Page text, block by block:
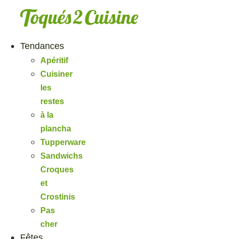
Tendances
Apéritif
Cuisiner
les
restes
à la
plancha
Tupperware
Sandwichs
Croques
et
Crostinis
Pas
cher